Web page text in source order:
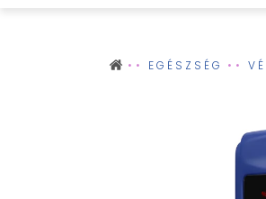
EGÉSZSÉG